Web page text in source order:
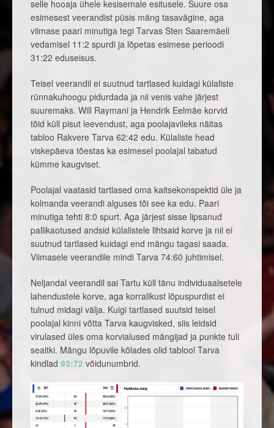
selle hooaja ühele kesisemale esitusele. Suure osa
esimesest veerandist püsis mäng tasavägine, aga
viimase paari minutiga tegi Tarvas Sten Saaremäeli
vedamisel 11:2 spurdi ja lõpetas esimese perioodi
31:22 eduseisus.
Teisel veerandil ei suutnud tartlased kuidagi külaliste
rünnakuhoogu pidurdada ja nii venis vahe järjest
suuremaks. Will Raymani ja Hendrik Eelmäe korvid
tõid küll pisut leevendust, aga poolajavileks näitas
tabloo Rakvere Tarva 62:42 edu. Külaliste head
viskepäeva tõestas ka esimesel poolajal tabatud
kümme kaugviset.
Poolajal vaatasid tartlased oma kaitsekonspektid üle ja
kolmanda veerandi alguses tõi see ka edu. Paari
minutiga tehti 8:0 spurt. Aga järjest sisse lipsanud
pallikaotused andsid külalistele lihtsaid korve ja nii ei
suutnud tartlased kuidagi end mängu tagasi saada.
Viimasele veerandile mindi Tarva 74:60 juhtimisel.
Neljandal veerandil sai Tartu küll tänu individuaalsetele
lahendustele korve, aga korralikust lõpuspurdist ei
tulnud midagi välja. Kuigi tartlased suutsid teisel
poolajal kinni võtta Tarva kaugvisked, siis leidsid
virulased üles oma korvialused mängijad ja punkte tuli
sealtki. Mängu lõpuvile kõlades olid tablool Tarva
kindlad 93:72 võidunumbrid.